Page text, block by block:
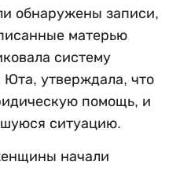
обнаружены записи,
матерью
систему
утверждала, что
помощь, и
ситуацию.
начали